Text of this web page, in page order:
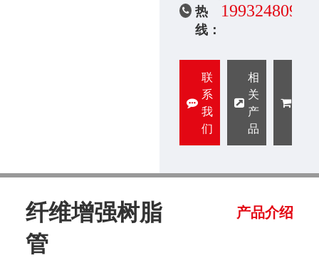
材料，其耐磨性能高于橡
胶管3倍，该材料号称耐磨
热
线：
19932480999
联
系
我
们
相
关
产
品
纤维增强树脂
管
产品介绍